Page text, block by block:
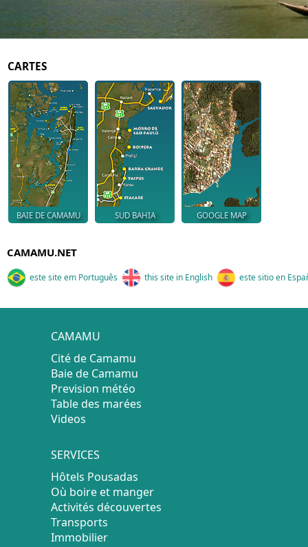
CARTES
BAIE DE CAMAMU SUD BAHIA GOOGLE MAP
CAMAMU.NET
este site em Português this site in English este sitio en
CAMAMU
Cité de Camamu
Baie de Camamu
Prevision météo
Table des marées
Videos
SERVICES
Hôtels Pousadas
Où boire et manger
Activités découvertes
Transports
Immobilier